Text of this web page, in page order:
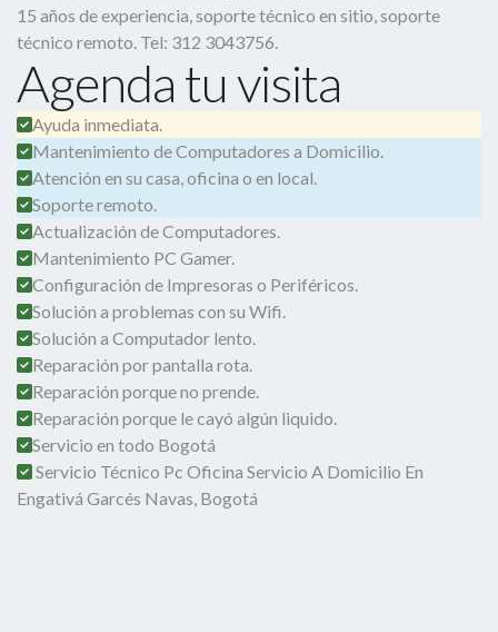
15 años de experiencia, soporte técnico en sitio, soporte
técnico remoto. Tel: 312 3043756.
Agenda tu visita
Ayuda inmediata.
Mantenimiento de Computadores a Domicilio.
Atención en su casa, oficina o en local.
Soporte remoto.
Actualización de Computadores.
Mantenimiento PC Gamer.
Configuración de Impresoras o Periféricos.
Solución a problemas con su Wifi.
Solución a Computador lento.
Reparación por pantalla rota.
Reparación porque no prende.
Reparación porque le cayó algún liquido.
Servicio en todo Bogotá
Servicio Técnico Pc Oficina Servicio A Domicilio En
Engativá Garcés Navas, Bogotá